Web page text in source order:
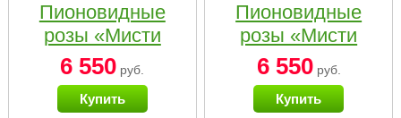
Пионовидные
розы «Мисти
бабблс» в белой
коробке Small
6 550 руб.
Купить
Пионовидные
розы «Мисти
бабблс» в
черной коробке
Small
6 550руб.
Купить